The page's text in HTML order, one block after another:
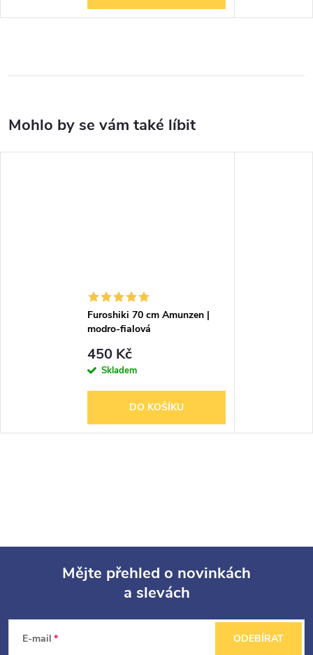
Furoshiki 70 cm Amunzen |
modro-fialová
450 Kč
Skladem
DO KOŠÍKU
Mějte přehled o novinkách
a slevách
E-mail ODEBÍRAT